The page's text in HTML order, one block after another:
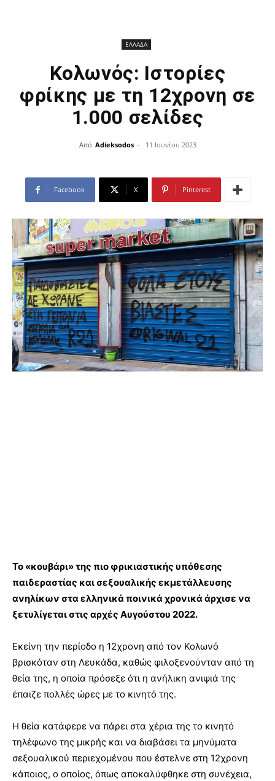
ΕΛΛΑΔΑ
Κολωνός: Ιστορίες
φρίκης με τη 12χρονη σε
1.000 σελίδες
Από Adieksodos - 11 Ιουνίου 2023
Facebook X Pinterest
Το «κουβάρι» της πιο φρικιαστικής υπόθεσης
παιδεραστίας και σεξουαλικής εκμετάλλευσης
ανηλίκων στα ελληνικά ποινικά χρονικά άρχισε να
ξετυλίγεται στις αρχές Αυγούστου 2022.
Εκείνη την περίοδο η 12χρονη από τον Κολωνό
βρισκόταν στη Λευκάδα, καθώς φιλοξενούνταν από τη
θεία της, η οποία πρόσεξε ότι η ανήλικη ανιψιά της
έπαιζε πολλές ώρες με το κινητό της.
Η θεία κατάφερε να πάρει στα χέρια της το κινητό
τηλέφωνο της μικρής και να διαβάσει τα μηνύματα
σεξουαλικού περιεχομένου που έστελνε στη 12χρονη
κάποιος, ο οποίος, όπως αποκαλύφθηκε στη συνέχεια,